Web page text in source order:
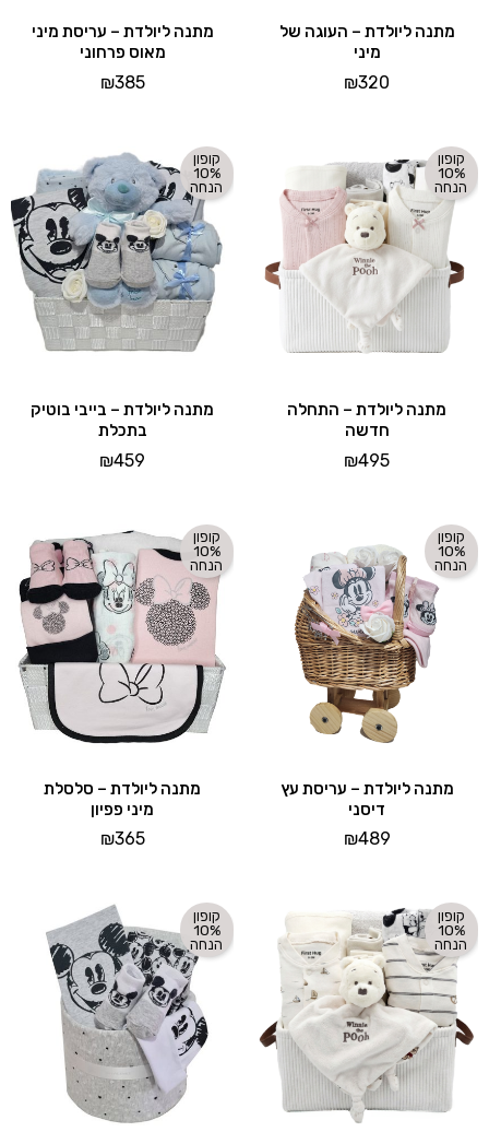
מתנה ליולדת – העוגה של
מיני
₪320
מתנה ליולדת – עריסת מיני
מאוס פרחוני
₪385
קופון
10%
הנחה
מתנה ליולדת – התחלה
חדשה
₪495
קופון
10%
הנחה
מתנה ליולדת – בייבי בוטיק
בתכלת
₪459
קופון
10%
הנחה
מתנה ליולדת – עריסת עץ
דיסני
₪489
קופון
10%
הנחה
מתנה ליולדת – סלסלת
מיני פפיון
₪365
קופון
10%
הנחה
קופון
10%
הנחה